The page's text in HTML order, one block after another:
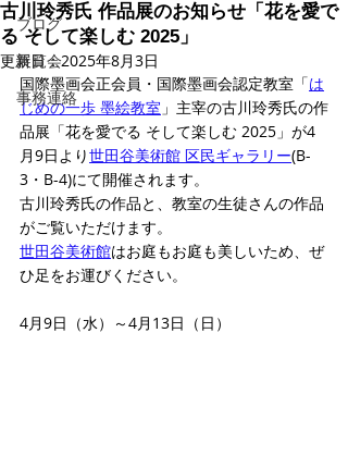
ブログ
展覧会
事務連絡
古川玲秀氏 作品展のお知らせ「花を愛で
る そして楽しむ 2025」
更新日：2025年8月3日
国際墨画会正会員・国際墨画会認定教室「は
じめの一歩 墨絵教室 」主宰の古川玲秀氏の作
品展「花を愛でる そして楽しむ 2025」が4
月9日より世田谷美術館 区民ギャラリー(B-
3・B-4)にて開催されます。
古川玲秀氏の作品と、教室の生徒さんの作品
がご覧いただけます。
世田谷美術館はお庭もお庭も美しいため、ぜ
ひ足をお運びください。
4月9日（水）～4月13日（日）